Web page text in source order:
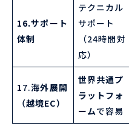
16.サポート
体制
テクニカル
サポート
（24時間対
応）
17.海外展開
（越境EC）
世界共通プ
ラットフォ
ームで容易